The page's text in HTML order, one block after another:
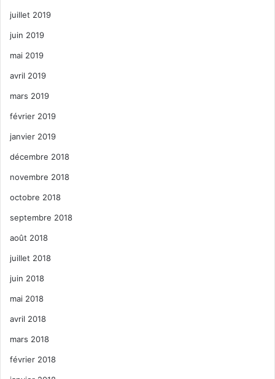
juillet 2019
juin 2019
mai 2019
avril 2019
mars 2019
février 2019
janvier 2019
décembre 2018
novembre 2018
octobre 2018
septembre 2018
août 2018
juillet 2018
juin 2018
mai 2018
avril 2018
mars 2018
février 2018